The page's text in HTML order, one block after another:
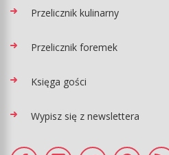
Przelicznik kulinarny
Przelicznik foremek
Księga gości
Wypisz się z newslettera